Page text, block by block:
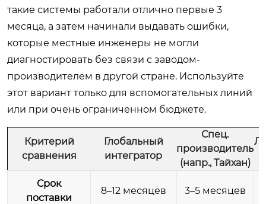
такие системы работали отлично первые 3
месяца, а затем начинали выдавать ошибки,
которые местные инженеры не могли
диагностировать без связи с заводом-
производителем в другой стране. Используйте
этот вариант только для вспомогательных линий
или при очень ограниченном бюджете.
Критерий
сравнения
Глобальный
интегратор
Спец.
производитель
(напр., Тайхан)
Срок
поставки
8–12 месяцев 3–5 месяцев